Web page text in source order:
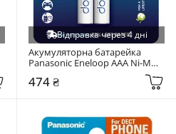
Відправка через 4 дні
Акумуляторна батарейка
Panasonic Eneloop AAA Ni-MH
800mAh 2шт (BK-4MCDE/2CP)
474 ₴